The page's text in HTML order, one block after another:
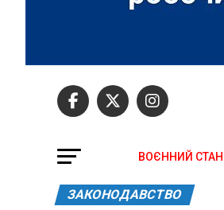
ВОЄННИЙ СТАН
ЗАКОНОДАВСТВО